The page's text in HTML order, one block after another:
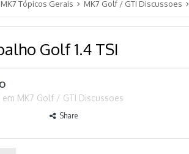
Tópicos Gerais MK7 Golf / GTI Discussoes
Golf 1.4 TSI
em MK7 Golf / GTI Discussoes
Share